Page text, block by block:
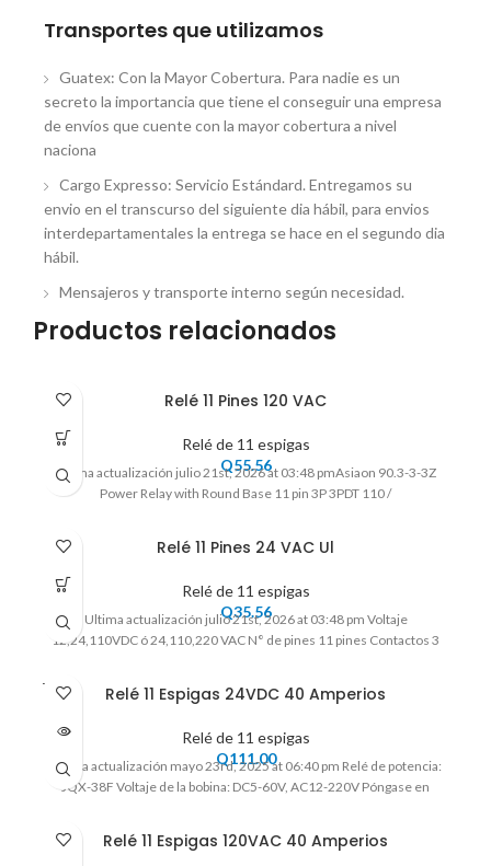
Transportes que utilizamos
Guatex: Con la Mayor Cobertura. Para nadie es un
secreto la importancia que tiene el conseguir una empresa
de envíos que cuente con la mayor cobertura a nivel
naciona
Cargo Expresso: Servicio Estándard. Entregamos su
envio en el transcurso del siguiente dia hábil, para envios
interdepartamentales la entrega se hace en el segundo dia
hábil.
Mensajeros y transporte interno según necesidad.
Productos relacionados
Relé 11 Pines 120 VAC
Relé de 11 espigas
Q55.56
Ultima actualización julio 21st, 2026 at 03:48 pmAsiaon 90.3-3-3Z
Power Relay with Round Base 11 pin 3P 3PDT 110 /
Relé 11 Pines 24 VAC Ul
Relé de 11 espigas
Q35.56
Ultima actualización julio 21st, 2026 at 03:48 pm Voltaje
12,24,110VDC ó 24,110,220 VAC N° de pines 11 pines Contactos 3
VENDI
DO
Relé 11 Espigas 24VDC 40 Amperios
Relé de 11 espigas
Q111.00
Ultima actualización mayo 23rd, 2025 at 06:40 pm Relé de potencia:
JQX-38F Voltaje de la bobina: DC5-60V, AC12-220V Póngase en
Relé 11 Espigas 120VAC 40 Amperios